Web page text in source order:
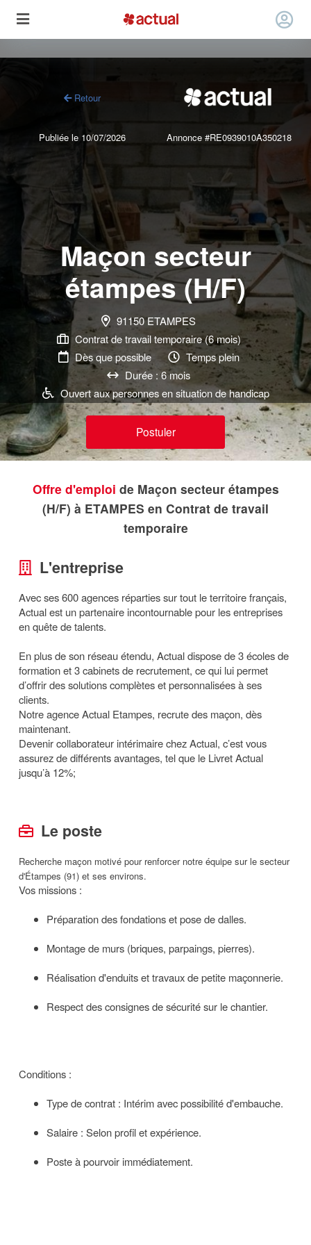
Retour
Publiée le 10/07/2026 Annonce #RE0939010A350218
Maçon secteur
étampes (H/F)
91150 ETAMPES
Contrat de travail temporaire (6 mois)
Dès que possible
Temps plein
Durée : 6 mois
Ouvert aux personnes en situation de handicap
Postuler
Offre d'emploi de Maçon secteur étampes
(H/F) à ETAMPES en Contrat de travail
temporaire
L'entreprise
Avec ses 600 agences réparties sur tout le territoire français,
Actual est un partenaire incontournable pour les entreprises
en quête de talents.
En plus de son réseau étendu, Actual dispose de 3 écoles de
formation et 3 cabinets de recrutement, ce qui lui permet
d’offrir des solutions complètes et personnalisées à ses
clients.
Notre agence Actual Etampes, recrute des maçon, dès
maintenant.
Devenir collaborateur intérimaire chez Actual, c’est vous
assurez de différents avantages, tel que le Livret Actual
jusqu’à 12%;
Le poste
Recherche maçon motivé pour renforcer notre équipe sur le secteur
d'Étampes (91) et ses environs.
Vos missions :
Préparation des fondations et pose de dalles.
Montage de murs (briques, parpaings, pierres).
Réalisation d'enduits et travaux de petite maçonnerie.
Respect des consignes de sécurité sur le chantier.
Conditions :
Type de contrat : Intérim avec possibilité d'embauche.
Salaire : Selon profil et expérience.
Poste à pourvoir immédiatement.